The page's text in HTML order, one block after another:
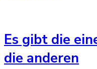
Es gibt die
die anderen